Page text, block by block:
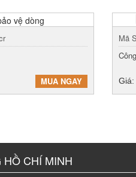
MUA NGAY
Mã
HỒ CHÍ MINH